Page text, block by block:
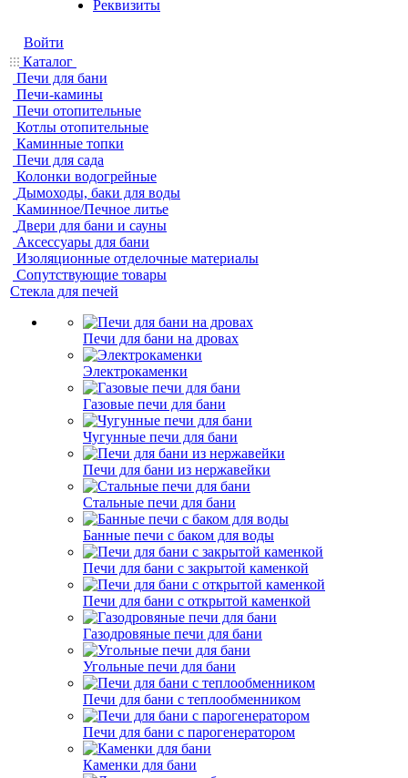
Реквизиты
Войти
Каталог
Печи для бани
Печи-камины
Печи отопительные
Котлы отопительные
Каминные топки
Печи для сада
Колонки водогрейные
Дымоходы, баки для воды
Каминное/Печное литье
Двери для бани и сауны
Аксессуары для бани
Изоляционные отделочные материалы
Сопутствующие товары
Стекла для печей
Печи для бани на дровах
Электрокаменки
Газовые печи для бани
Чугунные печи для бани
Печи для бани из нержавейки
Стальные печи для бани
Банные печи с баком для воды
Печи для бани с закрытой каменкой
Печи для бани с открытой каменкой
Газодровяные печи для бани
Угольные печи для бани
Печи для бани с теплообменником
Печи для бани с парогенератором
Каменки для бани